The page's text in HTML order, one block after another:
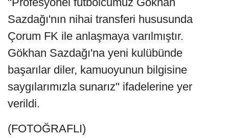
Sazdağı'nın nihai transferi hususunda
Çorum FK ile anlaşmaya varılmıştır.
Gökhan Sazdağı'na yeni kulübünde
başarılar diler, kamuoyunun bilgisine
saygılarımızla sunarız" ifadelerine yer
verildi.
(FOTOĞRAFLI)